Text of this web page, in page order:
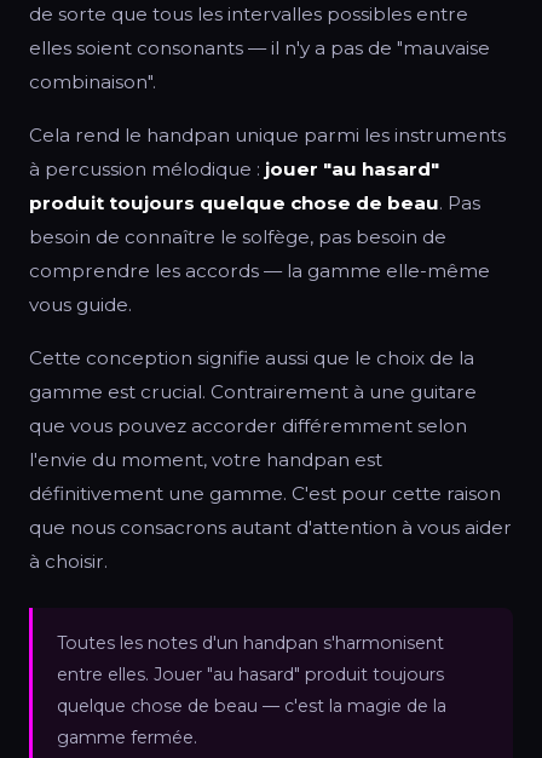
de sorte que tous les intervalles possibles entre
elles soient consonants — il n'y a pas de "mauvaise
combinaison".
Cela rend le handpan unique parmi les instruments
à percussion mélodique : jouer "au hasard"
produit toujours quelque chose de beau. Pas
besoin de connaître le solfège, pas besoin de
comprendre les accords — la gamme elle-même
vous guide.
Cette conception signifie aussi que le choix de la
gamme est crucial. Contrairement à une guitare
que vous pouvez accorder différemment selon
l'envie du moment, votre handpan est
définitivement une gamme. C'est pour cette raison
que nous consacrons autant d'attention à vous aider
à choisir.
Toutes les notes d'un handpan s'harmonisent
entre elles. Jouer "au hasard" produit toujours
quelque chose de beau — c'est la magie de la
gamme fermée.